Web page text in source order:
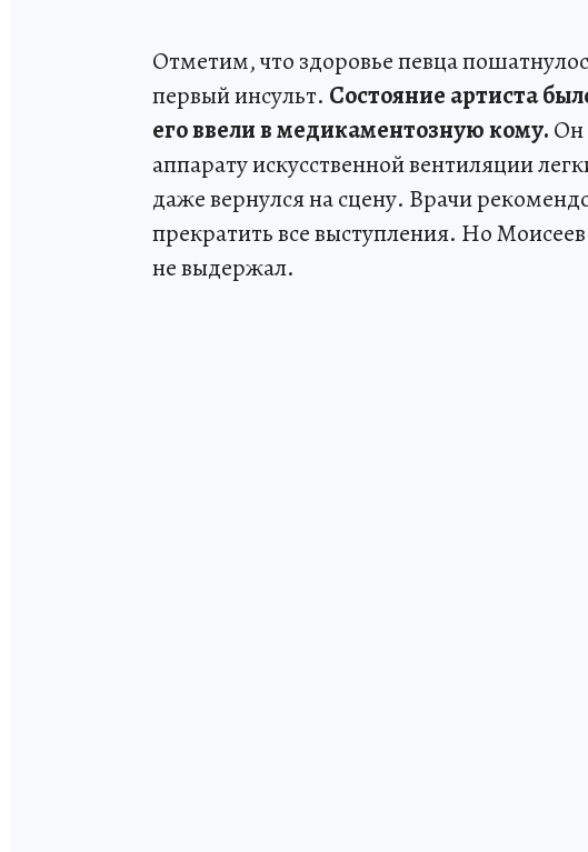
Отметим, что здоровье певца
первый инсульт. Состояние артиста
его ввели в медикаментозную кому. Он
аппарату искусственной вентиляции
даже вернулся на сцену. Врачи
прекратить все выступления. Но
не выдержал.